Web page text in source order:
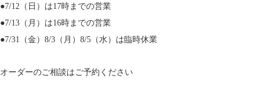
●7/12（日）は17時までの営業
●7/13（月）は16時までの営業
●7/31（金）8/3（月）8/5（水）は臨時休業
オーダーのご相談はご予約ください